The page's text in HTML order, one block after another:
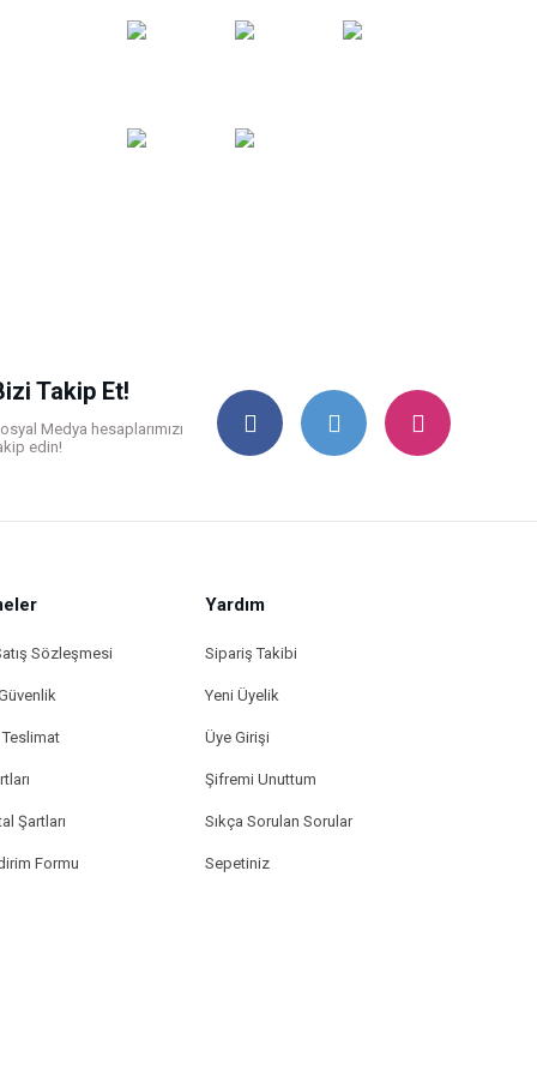
Ürün
açıklamasında
bilgilerinde
sitelerden
daha
Takip Et!
Medya hesaplarımızı
edin!
Sözleşmesi
Şartları
Formu
Yardım
Sipariş Takibi
Yeni Üyelik
Üye Girişi
Şifremi Unuttum
Sıkça Sorulan Sorular
Sepetiniz